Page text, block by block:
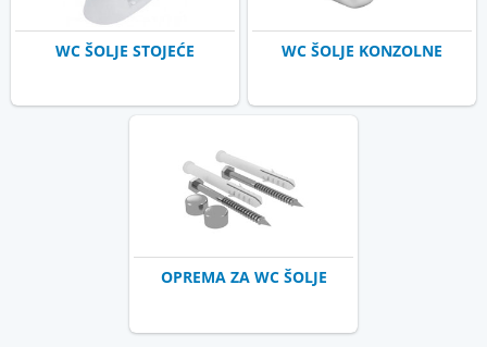
WC ŠOLJE STOJEĆE WC ŠOLJE KONZOLNE
OPREMA ZA WC ŠOLJE